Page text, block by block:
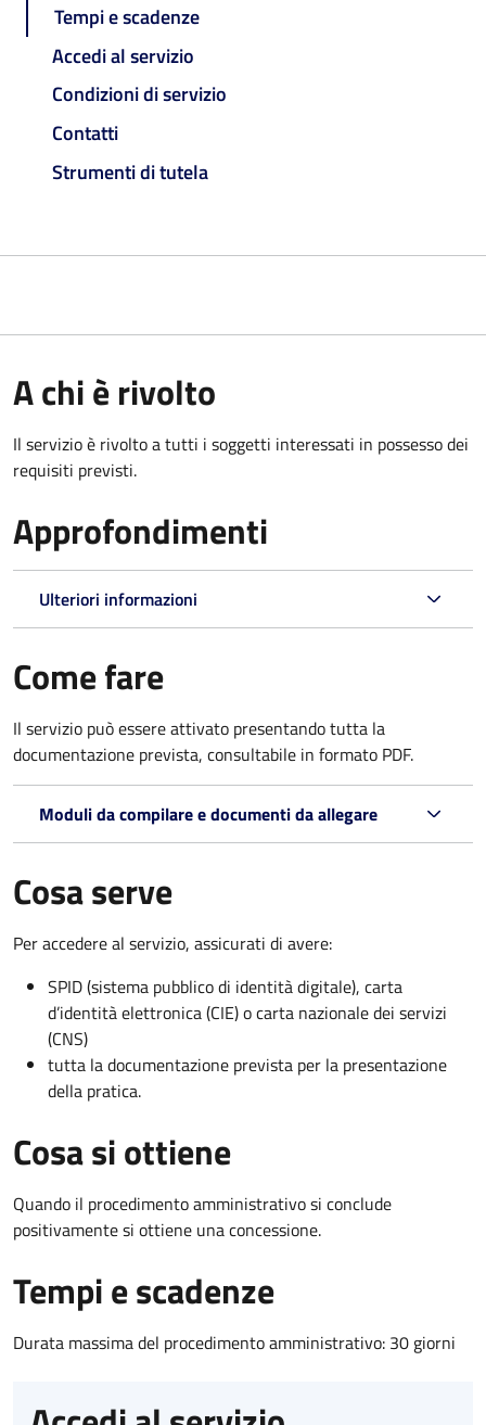
Tempi e scadenze
Accedi al servizio
Condizioni di servizio
Contatti
Strumenti di tutela
A chi è rivolto
Il servizio è rivolto a tutti i soggetti interessati in possesso dei
requisiti previsti.
Approfondimenti
Ulteriori informazioni
Come fare
Il servizio può essere attivato presentando tutta la
documentazione prevista, consultabile in formato PDF.
Moduli da compilare e documenti da allegare
Cosa serve
Per accedere al servizio, assicurati di avere:
SPID (sistema pubblico di identità digitale), carta
d’identità elettronica (CIE) o carta nazionale dei servizi
(CNS)
tutta la documentazione prevista per la presentazione
della pratica.
Cosa si ottiene
Quando il procedimento amministrativo si conclude
positivamente si ottiene una concessione.
Tempi e scadenze
Durata massima del procedimento amministrativo: 30 giorni